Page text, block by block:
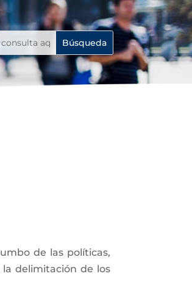
de las políticas,
delimitación de los